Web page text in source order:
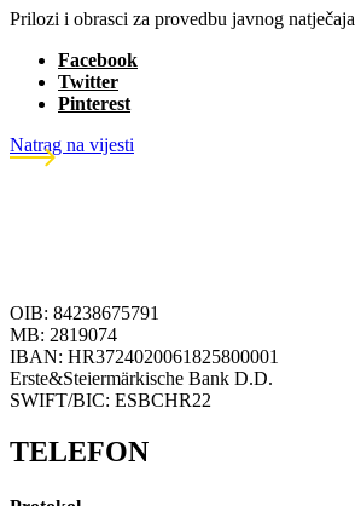
Prilozi i obrasci za provedbu javnog natječaja
Facebook
Twitter
Pinterest
Natrag na vijesti
OIB: 84238675791
MB: 2819074
IBAN: HR3724020061825800001
Erste&Steiermärkische Bank D.D.
SWIFT/BIC: ESBCHR22
TELEFON